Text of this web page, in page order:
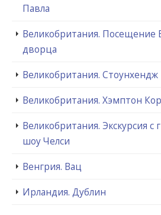
Павла
Великобритания. Посещение
дворца
Великобритания. Стоунхендж
Великобритания. Хэмптон
Великобритания. Экскурсия
шоу Челси
Венгрия. Вац
Ирландия. Дублин